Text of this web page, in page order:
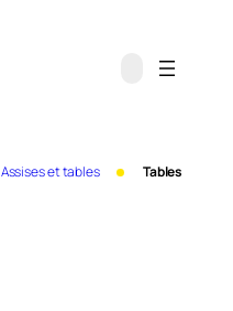
Assises et tables
Tables